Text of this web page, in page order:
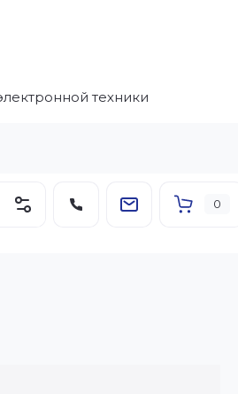
техники
0